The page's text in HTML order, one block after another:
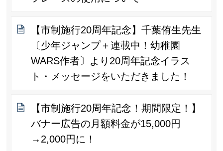
【市制施行20周年記念】千葉侑生先生
〔少年ジャンプ＋連載中！幼稚園
WARS作者〕より20周年記念イラス
ト・メッセージをいただきました！
【市制施行20周年記念！期間限定！】
バナー広告の月額料金が15,000円
→2,000円に！